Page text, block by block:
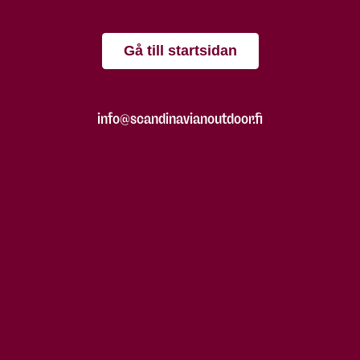
Gå till startsidan
info@scandinavianoutdoor.fi